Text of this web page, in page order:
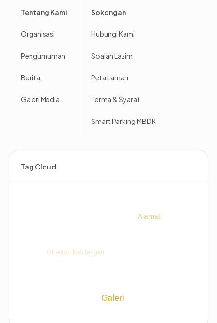
Tentang Kami
Organisasi
Pengumuman
Berita
Galeri Media
Sokongan
Hubungi Kami
Soalan Lazim
Peta Laman
Terma & Syarat
Smart Parking MBDK
Tag Cloud